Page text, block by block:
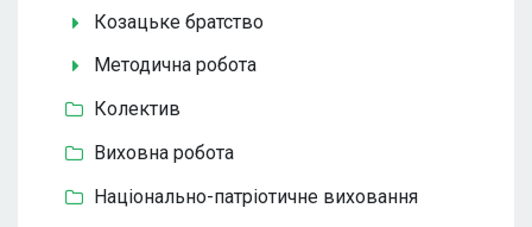
Козацьке братство
Методична робота
Колектив
Виховна робота
Національно-патріотичне виховання